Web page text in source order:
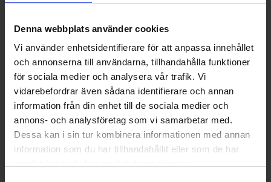
Denna webbplats använder cookies
Vi använder enhetsidentifierare för att anpassa innehållet
och annonserna till användarna, tillhandahålla funktioner
för sociala medier och analysera vår trafik. Vi
vidarebefordrar även sådana identifierare och annan
information från din enhet till de sociala medier och
annons- och analysföretag som vi samarbetar med.
Dessa kan i sin tur kombinera informationen med annan
information som du har tillhandahållit eller som de har